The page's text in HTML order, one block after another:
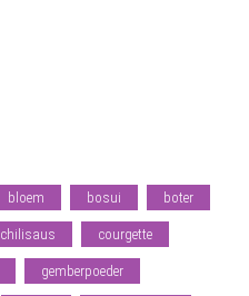
bloem bosui boter
chilisaus courgette
gemberpoeder